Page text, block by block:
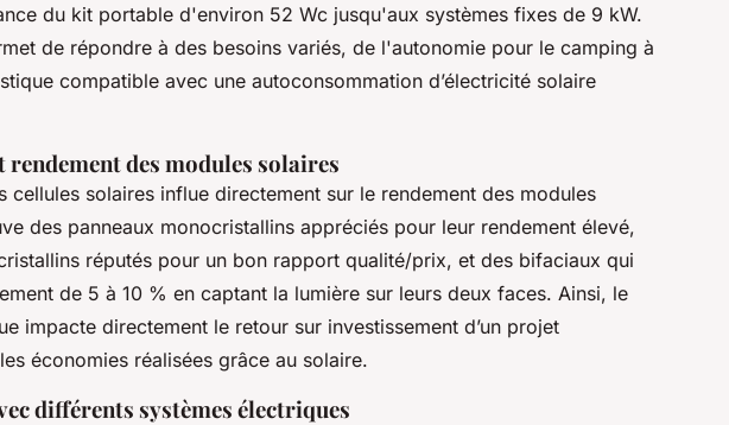
du kit portable d'environ 52 Wc jusqu'aux systèmes fixes de 9 kW.
de répondre à des besoins variés, de l'autonomie pour le camping à
compatible avec une autoconsommation d’électricité solaire
rendement des modules solaires
cellules solaires influe directement sur le rendement des modules
des panneaux monocristallins appréciés pour leur rendement élevé,
réputés pour un bon rapport qualité/prix, et des bifaciaux qui
de 5 à 10 % en captant la lumière sur leurs deux faces. Ainsi, le
impacte directement le retour sur investissement d’un projet
économies réalisées grâce au solaire.
différents systèmes électriques